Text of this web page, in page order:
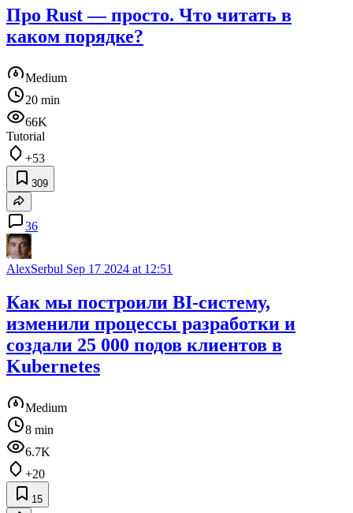
Про Rust — просто. Что читать в
каком порядке?
Medium
20 min
66K
Tutorial
+53
309
36
AlexSerbul Sep 17 2024 at 12:51
Как мы построили BI-систему,
изменили процессы разработки и
создали 25 000 подов клиентов в
Kubernetes
Medium
8 min
6.7K
+20
15